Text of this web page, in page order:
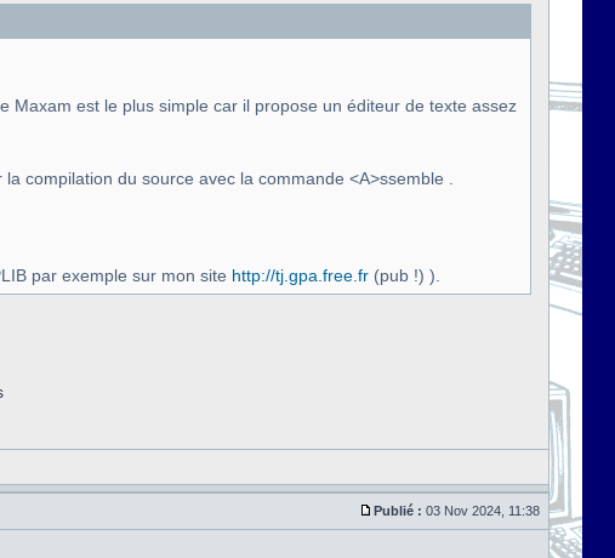
Maxam est le plus simple car il propose un éditeur de texte assez
compilation du source avec la commande <A>ssemble .
par exemple sur mon site http://tj.gpa.free.fr (pub !) ).
Publié : 03 Nov 2024, 11:38